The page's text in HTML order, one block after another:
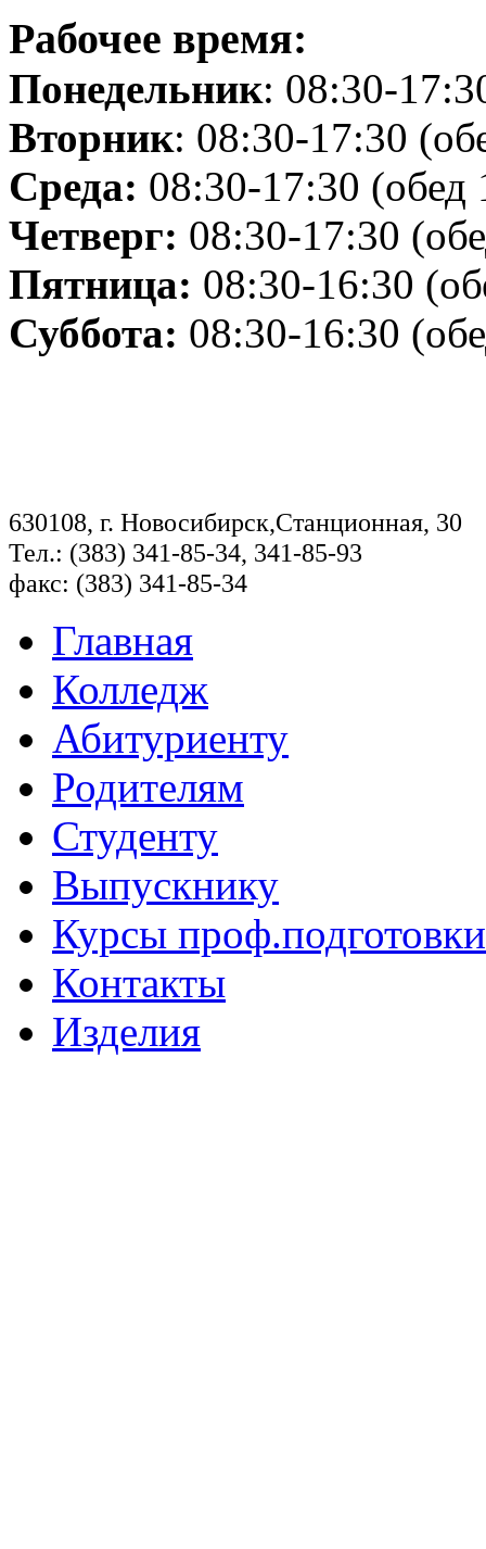
Рабочее время:
Понедельник: 08:30-
Вторник: 08:30-17:30
Среда: 08:30-17:30 (обед
Четверг: 08:30-17:30
Пятница: 08:30-16:30
Суббота: 08:30-16:30
630108, г. Новосибирск,Станционная, 30
Тел.: (383) 341-85-34, 341-85-93
факс: (383) 341-85-34
Главная
Колледж
Абитуриенту
Родителям
Студенту
Выпускнику
Курсы проф.подготовки
Контакты
Изделия